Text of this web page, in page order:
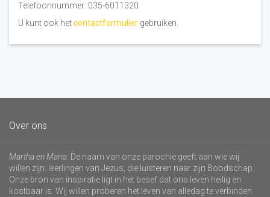
Telefoonnummer: 035-6011320
U kunt ook hetcontactformulier gebruiken.
Over ons
Martha en Maria . De naam van onze parochie geeft aan wie wij
willen zijn: leerlingen van Jezus, die luisteren naar zijn Boodschap.
Onze bron van inspiratie ligt in het besef dat ons leven heilig en
kostbaar is. Wij willen proberen het leven van alledag te verbinden